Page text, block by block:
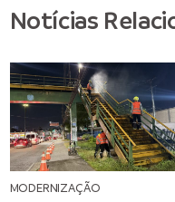
Notícias
MODERNIZAÇÃO